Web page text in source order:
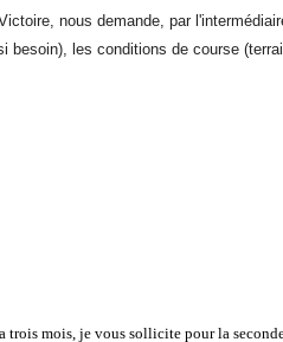
nous demande, par
les conditions de course
mois, je vous sollicite pour la